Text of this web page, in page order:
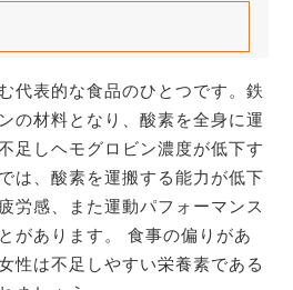
代表的な食品のひとつです。鉄
の材料となり、酸素を全身に運
足しヘモグロビン濃度が低下す
は、酸素を運搬する能力が低下
労感、また運動パフォーマンス
があります。 食事の偏りがあ
性は不足しやすい栄養素である